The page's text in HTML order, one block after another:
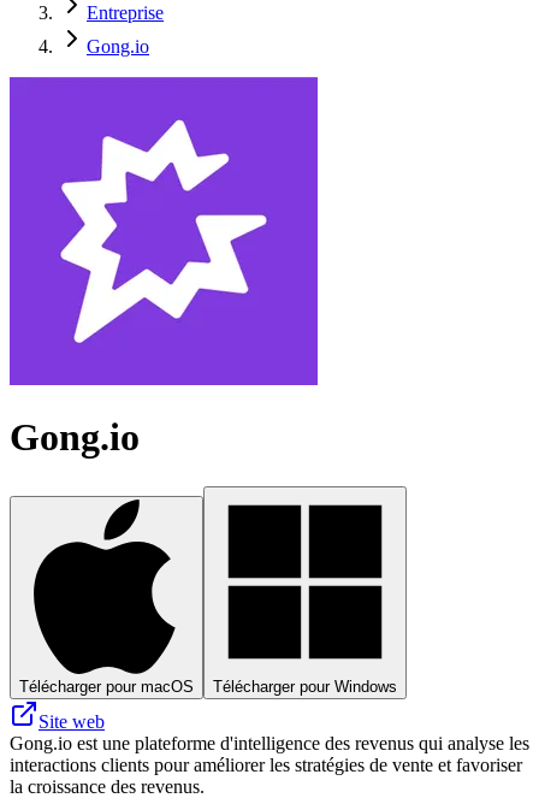
Entreprise
Gong.io
Gong.io
Télécharger pour macOS Télécharger pour Windows
Site web
Gong.io est une plateforme d'intelligence des revenus qui analyse les
interactions clients pour améliorer les stratégies de vente et favoriser
la croissance des revenus.